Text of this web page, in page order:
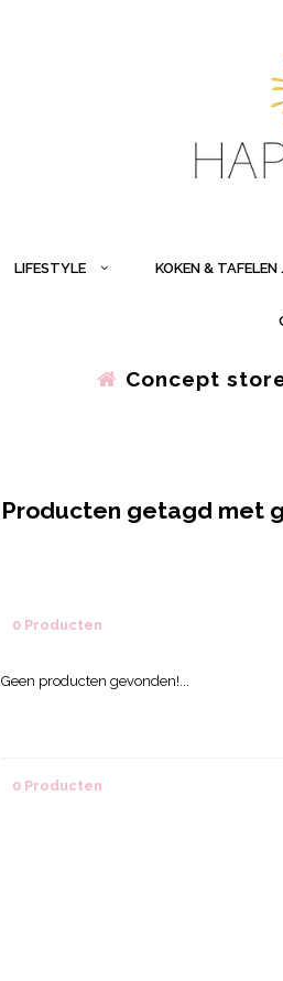
LIFESTYLE KOKEN &
Concept
Producten getagd met
0 Producten
Geen producten gevonden!...
0 Producten